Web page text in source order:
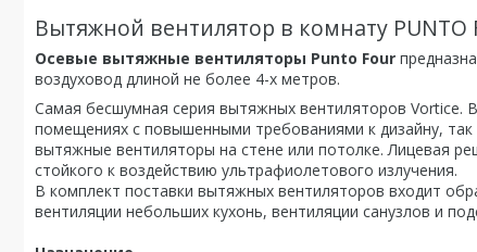
Вытяжной вентилятор в комнату PUNTO
Осевые вытяжные вентиляторы Punto Four
воздуховод длиной не более 4-х метров.
Самая бесшумная серия вытяжных вентиляторов Vortice.
помещениях с повышенными требованиями к дизайну,
вытяжные вентиляторы на стене или потолке. Лицевая
стойкого к воздействию ультрафиолетового излучения.
В комплект поставки вытяжных вентиляторов входит
вентиляции небольших кухонь, вентиляции санузлов и